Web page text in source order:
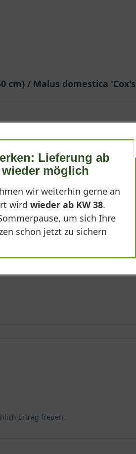
cm) / Malus domestica
sich flach ins Beet ein und nutzt
Ertrag freuen.
Lieferung ab
möglich
wir weiterhin gerne an
wird wieder ab KW 38.
um sich Ihre
schon jetzt zu sichern